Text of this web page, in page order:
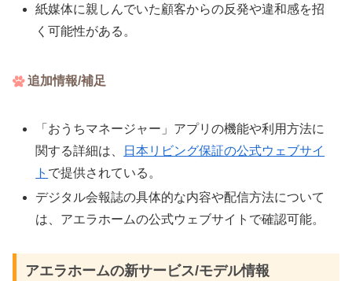
紙媒体に親しんでいた顧客からの反発や違和感を招
く可能性がある。
追加情報/補足
「おうちマネージャー」アプリの機能や利用方法に
関する詳細は、
日本リビング保証の公式ウェブサイ
ト で提供されている。
デジタル会報誌の具体的な内容や配信方法について
は、アエラホームの公式ウェブサイトで確認可能。
アエラホームの新サービス/モデル情報